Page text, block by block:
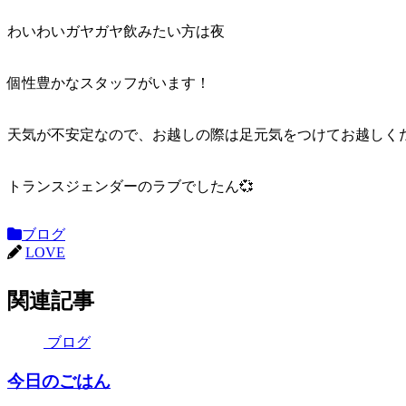
わいわいガヤガヤ飲みたい方は夜
個性豊かなスタッフがいます！
天気が不安定なので、お越しの際は足元気をつけてお越しく
トランスジェンダーのラブでしたん💞
ブログ
LOVE
関連記事
ブログ
今日のごはん